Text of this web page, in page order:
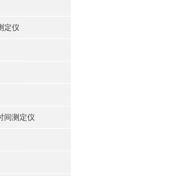
定仪
间测定仪